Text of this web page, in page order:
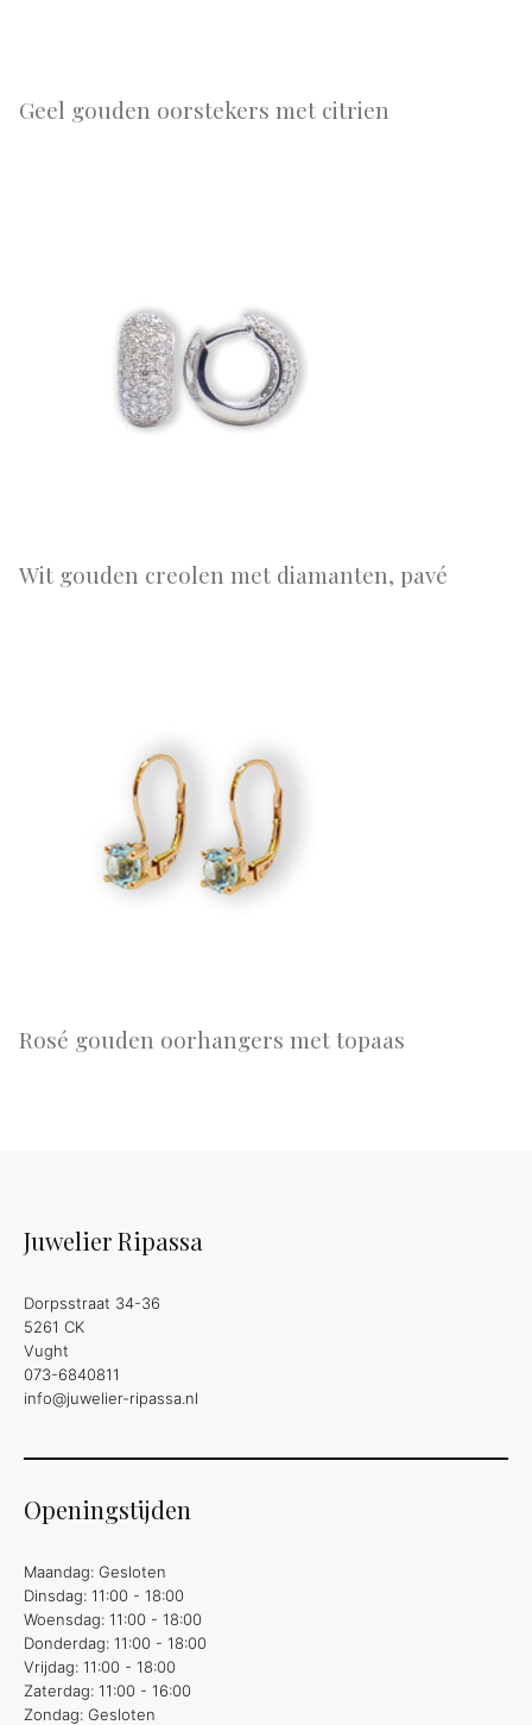
Geel gouden oorstekers met citrien
Wit gouden creolen met diamanten, pavé
Rosé gouden oorhangers met topaas
Juwelier Ripassa
Dorpsstraat 34-36
5261 CK
Vught
073-6840811
info@juwelier-ripassa.nl
Openingstijden
Maandag: Gesloten
Dinsdag: 11:00 - 18:00
Woensdag: 11:00 - 18:00
Donderdag: 11:00 - 18:00
Vrijdag: 11:00 - 18:00
Zaterdag: 11:00 - 16:00
Zondag: Gesloten